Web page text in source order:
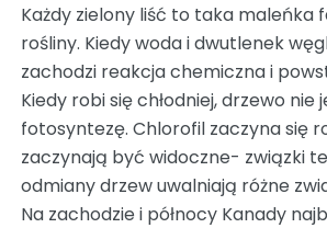
Każdy zielony liść to taka maleńka
rośliny. Kiedy woda i dwutlenek
zachodzi reakcja chemiczna i
Kiedy robi się chłodniej, drzewo
fotosyntezę. Chlorofil zaczyna się
zaczynają być widoczne- związki
odmiany drzew uwalniają różne
Na zachodzie i północy Kanady